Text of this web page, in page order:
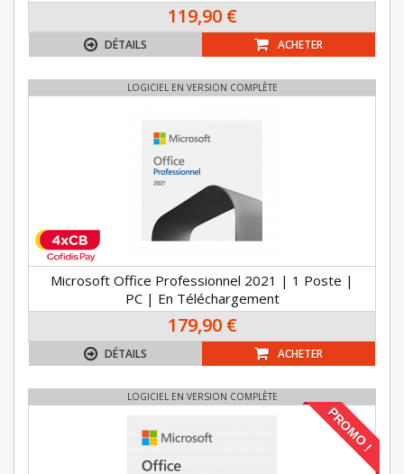
119,90 €
DÉTAILS ACHETER
LOGICIEL EN VERSION COMPLÈTE
Microsoft Office Professionnel 2021 | 1 Poste |
PC | En Téléchargement
179,90 €
DÉTAILS ACHETER
LOGICIEL EN VERSION COMPLÈTE
PROMO !